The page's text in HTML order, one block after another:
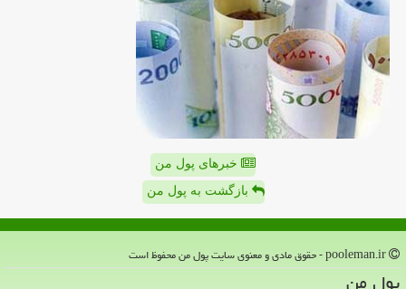
خبرهای پول من
بازگشت به پول من